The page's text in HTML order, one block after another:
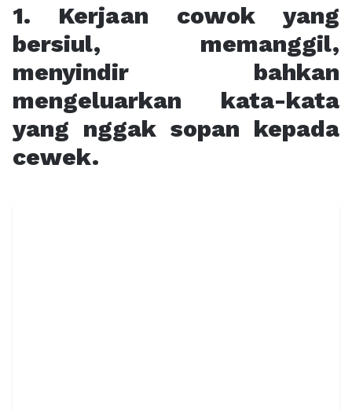
1. Kerjaan cowok yang
bersiul, memanggil,
menyindir bahkan
mengeluarkan kata-kata
yang nggak sopan kepada
cewek.